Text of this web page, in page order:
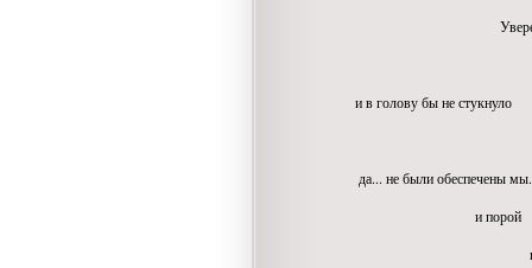
и в голову бы не стукнуло
да... не были обеспечены
и порой
приходилось